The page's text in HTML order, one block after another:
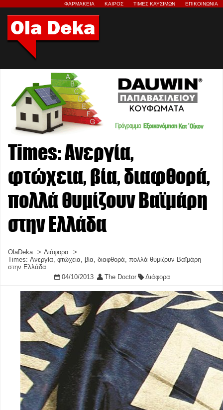
ΦΑΡΜΑΚΕΙΑ ΚΑΙΡΟΣ ΤΙΜΕΣ ΚΑΥΣΙΜΩΝ ΕΠΙΚΟΙΝΩΝΙΑ
Times: Ανεργία,
φτώχεια, βία, διαφθορά,
πολλά θυμίζουν Βαϊμάρη
στην Ελλάδα
OlaDeka
Διάφορα
Times: Ανεργία, φτώχεια, βία, διαφθορά, πολλά θυμίζουν Βαϊμάρη
στην Ελλάδα
04/10/2013
The Doctor Διάφορα